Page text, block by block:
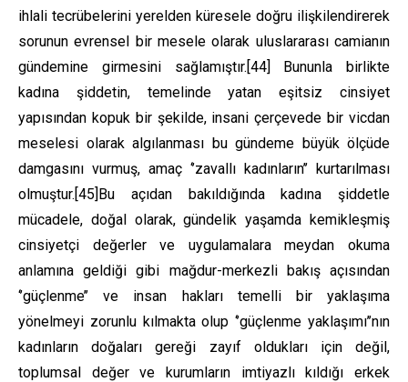
ihlali tecrübelerini yerelden küresele doğru ilişkilendirerek
sorunun evrensel bir mesele olarak uluslararası camianın
gündemine girmesini sağlamıştır.[44] Bununla birlikte
kadına şiddetin, temelinde yatan eşitsiz cinsiyet
yapısından kopuk bir şekilde, insani çerçevede bir vicdan
meselesi olarak algılanması bu gündeme büyük ölçüde
damgasını vurmuş, amaç ‘’zavallı kadınların’’ kurtarılması
olmuştur.[45]Bu açıdan bakıldığında kadına şiddetle
mücadele, doğal olarak, gündelik yaşamda kemikleşmiş
cinsiyetçi değerler ve uygulamalara meydan okuma
anlamına geldiği gibi mağdur-merkezli bakış açısından
‘’güçlenme’’ ve insan hakları temelli bir yaklaşıma
yönelmeyi zorunlu kılmakta olup ‘’güçlenme yaklaşımı’’nın
kadınların doğaları gereği zayıf oldukları için değil,
toplumsal değer ve kurumların imtiyazlı kıldığı erkek